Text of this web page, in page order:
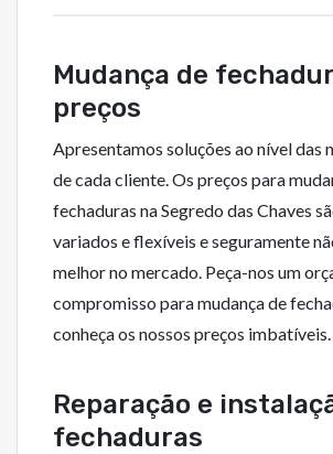
Mudança de
preços
Apresentamos soluções ao nível das
de cada cliente. Os preços para
fechaduras na Segredo das Chaves
variados e flexíveis e seguramente
melhor no mercado. Peça-nos um
compromisso para mudança de
conheça os nossos preços imbatíveis.
Reparação e
fechaduras